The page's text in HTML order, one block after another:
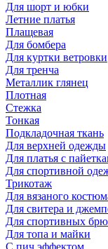
Для шорт и юбки
Летние платья
Плащевая
Для бомбера
Для куртки ветровки
Для тренча
Металлик глянец
Плотная
Стежка
Тонкая
Подкладочная ткань
Для верхней одежды
Для платья с
Для спортивной
Трикотаж
Для вязаного
Для свитера и
Для спортивных
Для топа и майки
С пич эффектом